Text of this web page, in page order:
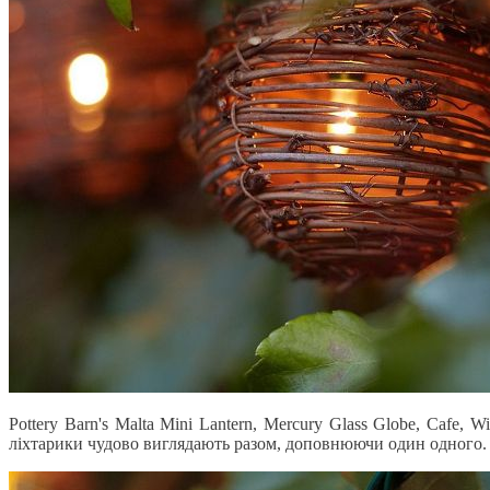
Pottery Barn's Malta Mini Lantern, Mercury Glass Globe, Cafe,
ліхтарики чудово виглядають разом, доповнюючи один одного.